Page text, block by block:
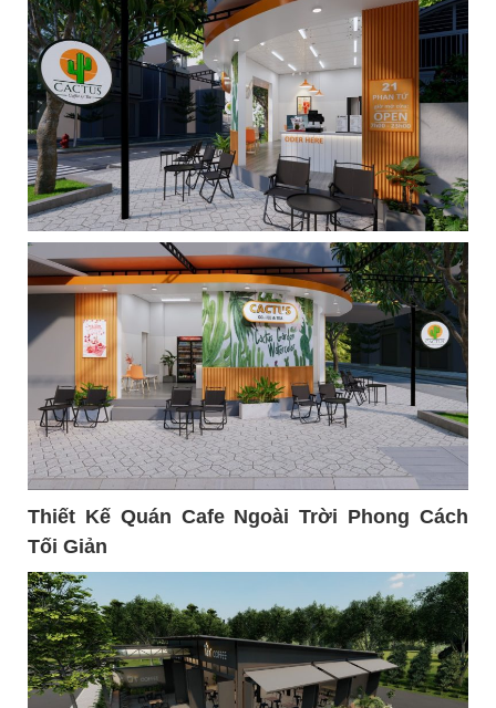
Thiết Kế Quán Cafe Ngoài Trời Phong Cách
Tối Giản